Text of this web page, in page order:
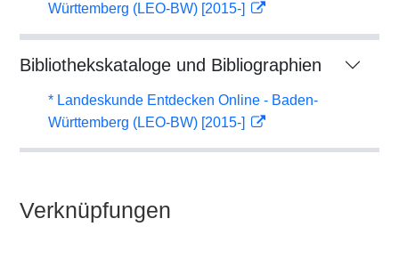
Württemberg (LEO-BW) [2015-]
Bibliothekskataloge und Bibliographien
* Landeskunde Entdecken Online - Baden-
Württemberg (LEO-BW) [2015-]
Verknüpfungen